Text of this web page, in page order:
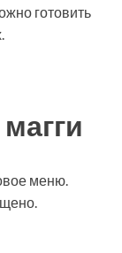
готовить
меню.